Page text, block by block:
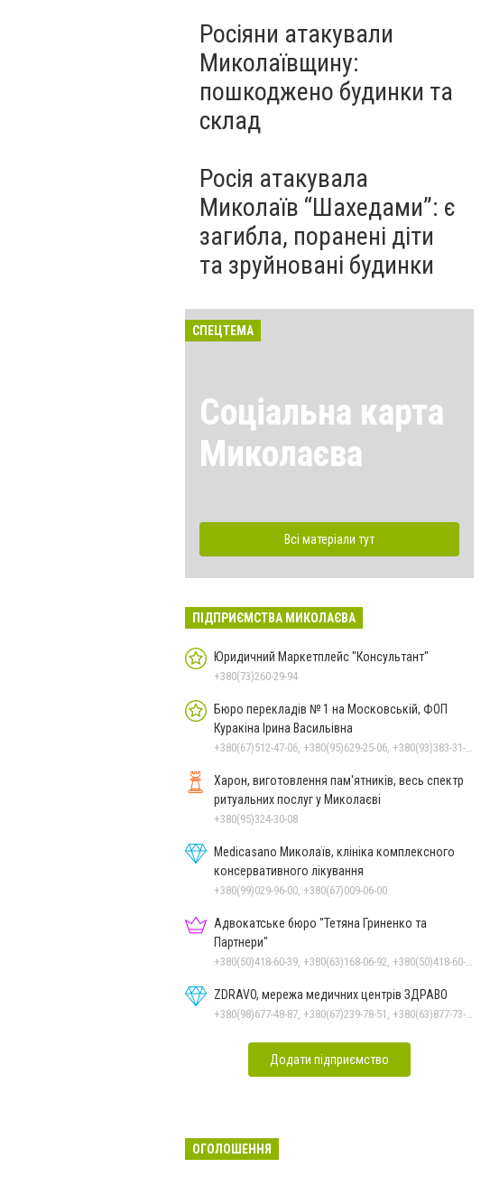
Росіяни атакували
Миколаївщину:
пошкоджено будинки та
склад
Росія атакувала
Миколаїв “Шахедами”: є
загибла, поранені діти
та зруйновані будинки
СПЕЦТЕМА
Соціальна карта
Миколаєва
Всі матеріали тут
ПІДПРИЄМСТВА МИКОЛАЄВА
Юридичний Маркетплейс "Консультант"
+380(73)260-29-94
Бюро перекладів № 1 на Московській, ФОП
Куракіна Ірина Васильівна
Харон, виготовлення пам'ятників, весь спектр
ритуальних послуг у Миколаєві
+380(95)324-30-08
Medicasano Миколаїв, клініка комплексного
консервативного лікування
+380(99)029-96-00, +380(67)009-06-00
Адвокатське бюро "Тетяна Гриненко та
Партнери"
ZDRAVO, мережа медичних центрів ЗДРАВО
Додати підприємство
ОГОЛОШЕННЯ